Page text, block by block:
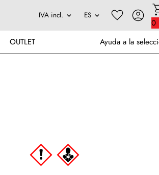
0
OUTLET Ayuda a la